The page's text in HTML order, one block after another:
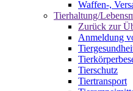
Waffen-,
Tierhaltung/
Zurück zur
Anmeldung
Tierschutz
Tiertransport